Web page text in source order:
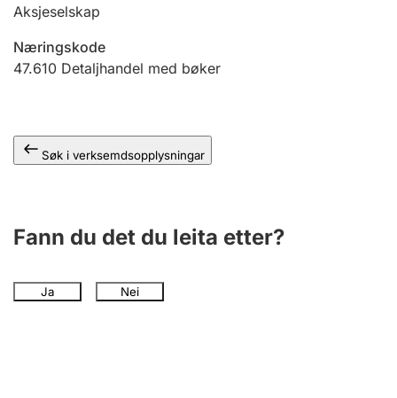
Andre tema
Aksjeselskap
Næringskode
47.610 Detaljhandel med bøker
Søk i verksemdsopplysningar
Fann du det du leita etter?
Ja Nei